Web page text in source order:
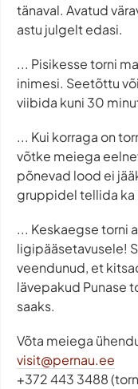
tänaval. Avatud
astu julgelt edasi.
... Pisikesse torni
inimesi. Seetõttu
viibida kuni 30
... Kui korraga on
võtke meiega
põnevad lood ei
gruppidel tellida ka
... Keskaegse torni
ligipääsetavusele!
veendunud, et
lävepakud Punase
saaks.
Võta meiega
visit@pernau.ee
+372 443 3488